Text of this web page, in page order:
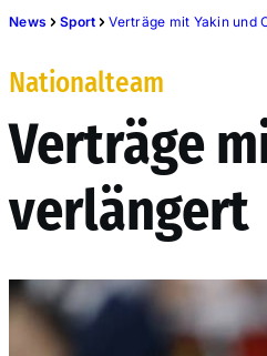
News Sport Verträge mit Yakin und
Nationalteam
Verträge
verlängert